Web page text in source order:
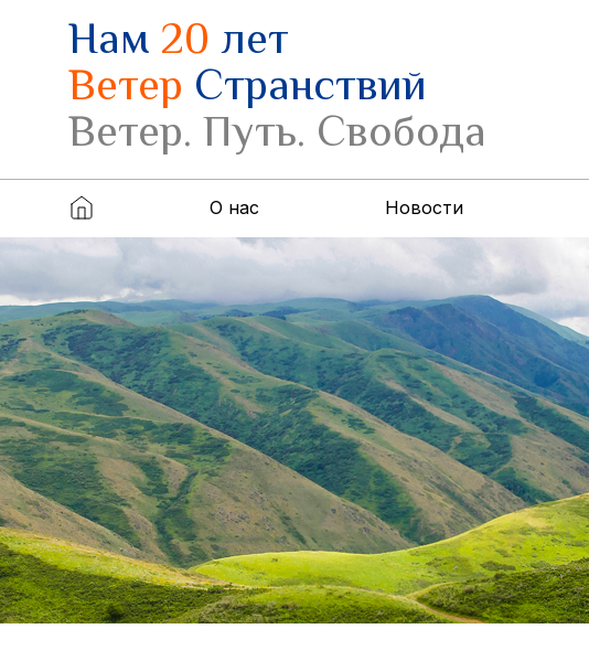
Нам20лет
Ветер Странствий
Ветер. Путь. Свобода
О нас Новости